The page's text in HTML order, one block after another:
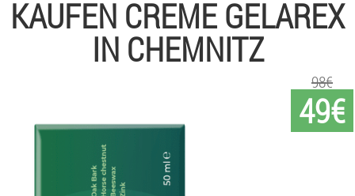
KAUFEN CREME GELAREX
IN CHEMNITZ
49€
98€